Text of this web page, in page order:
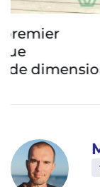
Gaya lance
pensés